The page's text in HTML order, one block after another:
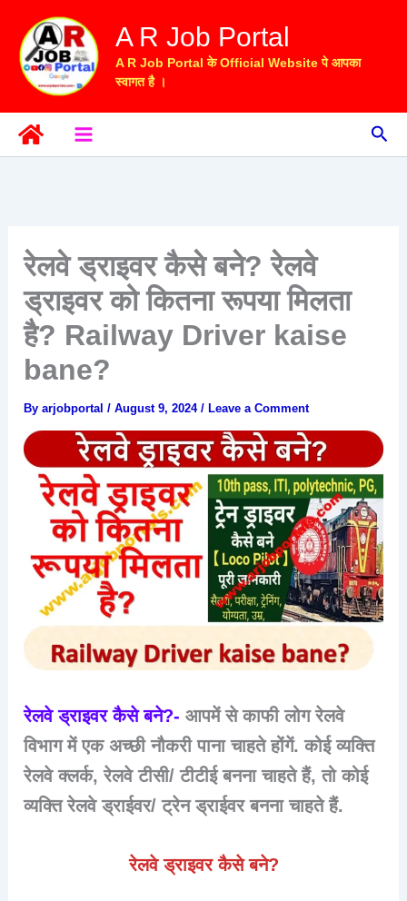
content
A R Job Portal
A R Job Portal के Official Website पे आपका
स्वागत है ।
रेलवे ड्राइवर कैसे बने? रेलवे
ड्राइवर को कितना रूपया मिलता
है? Railway Driver kaise
bane?
Byarjobportal/August 9, 2024/ Leave a Comment
रेलवे ड्राइवर कैसे बने?-आपमें से काफी लोग रेलवे
विभाग में एक अच्छी नौकरी पाना चाहते होंगें. कोई व्यक्ति
रेलवे क्लर्क, रेलवे टीसी/ टीटीई बनना चाहते हैं, तो कोई
व्यक्ति रेलवे ड्राईवर/ ट्रेन ड्राईवर बनना चाहते हैं.
रेलवे ड्राइवर कैसे बने?